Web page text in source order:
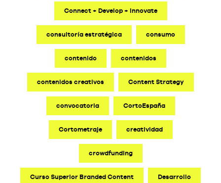
Connect + Develop + Innovate
consultoría estratégica consumo
contenido contenidos
contenidos creativos Content Strategy
convocatoria CortoEspaña
Cortometraje creatividad
crowdfunding
Curso Superior Branded Content Desarrollo